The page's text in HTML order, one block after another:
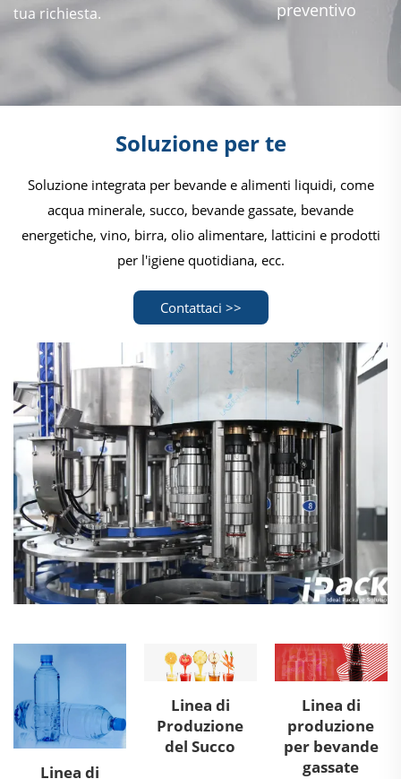
tua richiesta.
preventivo
Soluzione per te
Soluzione integrata per bevande e alimenti liquidi, come
acqua minerale, succo, bevande gassate, bevande
energetiche, vino, birra, olio alimentare, latticini e prodotti
per l'igiene quotidiana, ecc.
Contattaci >>
Linea di
Linea di
Produzione
del Succo
Linea di
produzione
per bevande
gassate